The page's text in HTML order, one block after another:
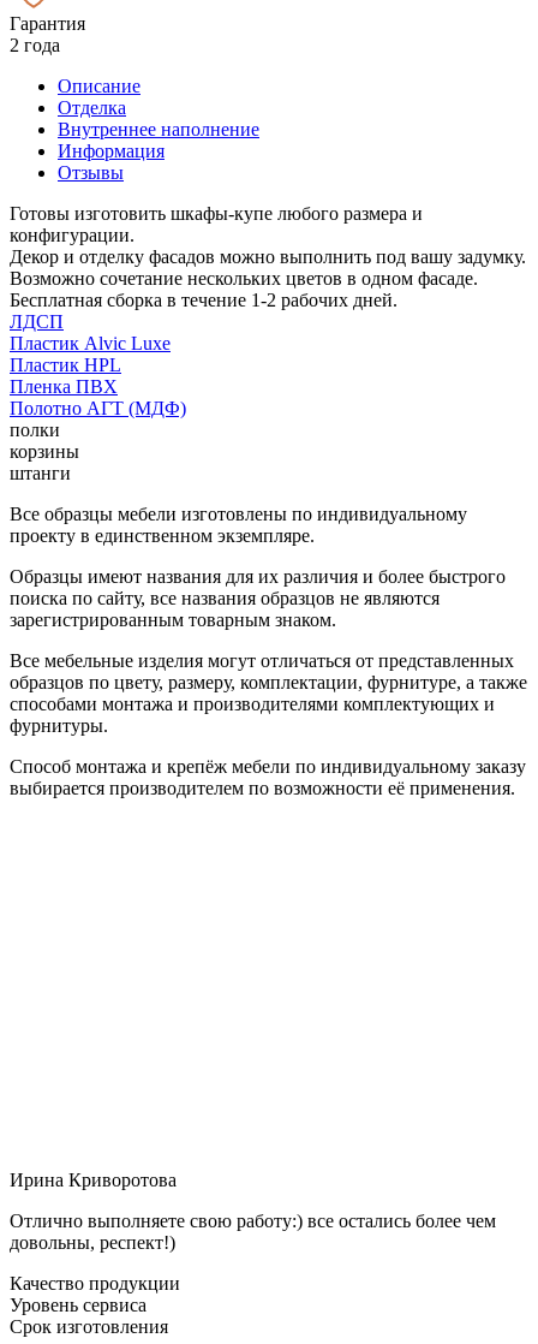
Гарантия
2 года
Описание
Отделка
Внутреннее наполнение
Информация
Отзывы
Готовы изготовить шкафы-купе любого размера и
конфигурации.
Декор и отделку фасадов можно выполнить под вашу задумку.
Возможно сочетание нескольких цветов в одном фасаде.
Бесплатная сборка в течение 1-2 рабочих дней.
ЛДСП
Пластик Alvic Luxe
Пластик HPL
Пленка ПВХ
Полотно АГТ (МДФ)
полки
корзины
штанги
Все образцы мебели изготовлены по индивидуальному
проекту в единственном экземпляре.
Образцы имеют названия для их различия и более быстрого
поиска по сайту, все названия образцов не являются
зарегистрированным товарным знаком.
Все мебельные изделия могут отличаться от представленных
образцов по цвету, размеру, комплектации, фурнитуре, а также
способами монтажа и производителями комплектующих и
фурнитуры.
Способ монтажа и крепёж мебели по индивидуальному заказу
выбирается производителем по возможности её применения.
Ирина Криворотова
Отлично выполняете свою работу:) все остались более чем
довольны, респект!)
Качество продукции
Уровень сервиса
Срок изготовления